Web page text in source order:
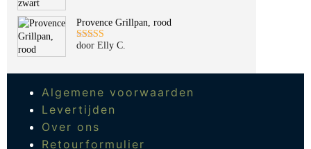
Provence Grillpan, rood
Gewaardeerd
door Elly C.
Algemene voorwaarden
Levertijden
Over ons
Retourformulier